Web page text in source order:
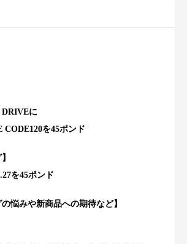
DRIVEに
CODE120を45ポンド
を45ポンド
悩みや新商品への期待など】